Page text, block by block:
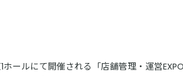
ルにて開催される「店舗管理・運営